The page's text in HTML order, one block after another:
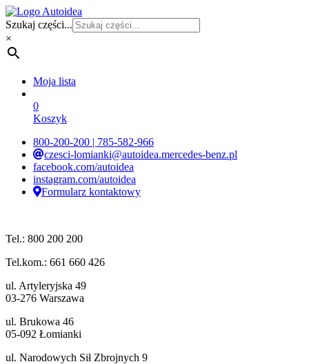
Szukaj części...
×
Moja lista
0
Koszyk
800-200-200 | 785-582-966
czesci-lomianki@autoidea.mercedes-benz.pl
facebook.com/autoidea
instagram.com/autoidea
Formularz kontaktowy
Tel.: 800 200 200
Tel.kom.: 661 660 426
ul. Artyleryjska 49
03-276 Warszawa
ul. Brukowa 46
05-092 Łomianki
ul. Narodowych Sił Zbrojnych 9